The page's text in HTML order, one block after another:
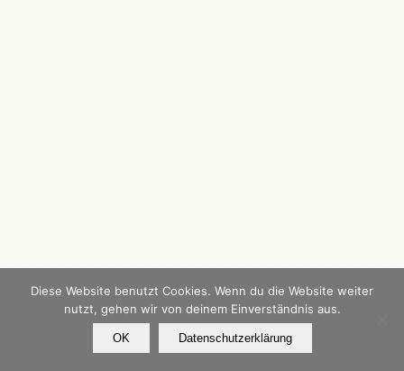
Diese Website benutzt Cookies. Wenn du die Website weiter
nutzt, gehen wir von deinem Einverständnis aus.
OK Datenschutzerklärung